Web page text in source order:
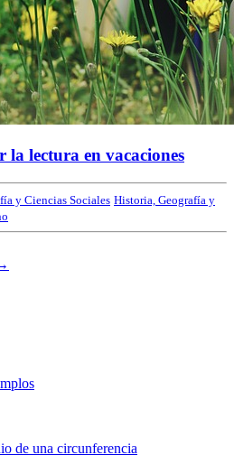
lectura en vacaciones
y Ciencias Sociales Historia, Geografía y
de una circunferencia